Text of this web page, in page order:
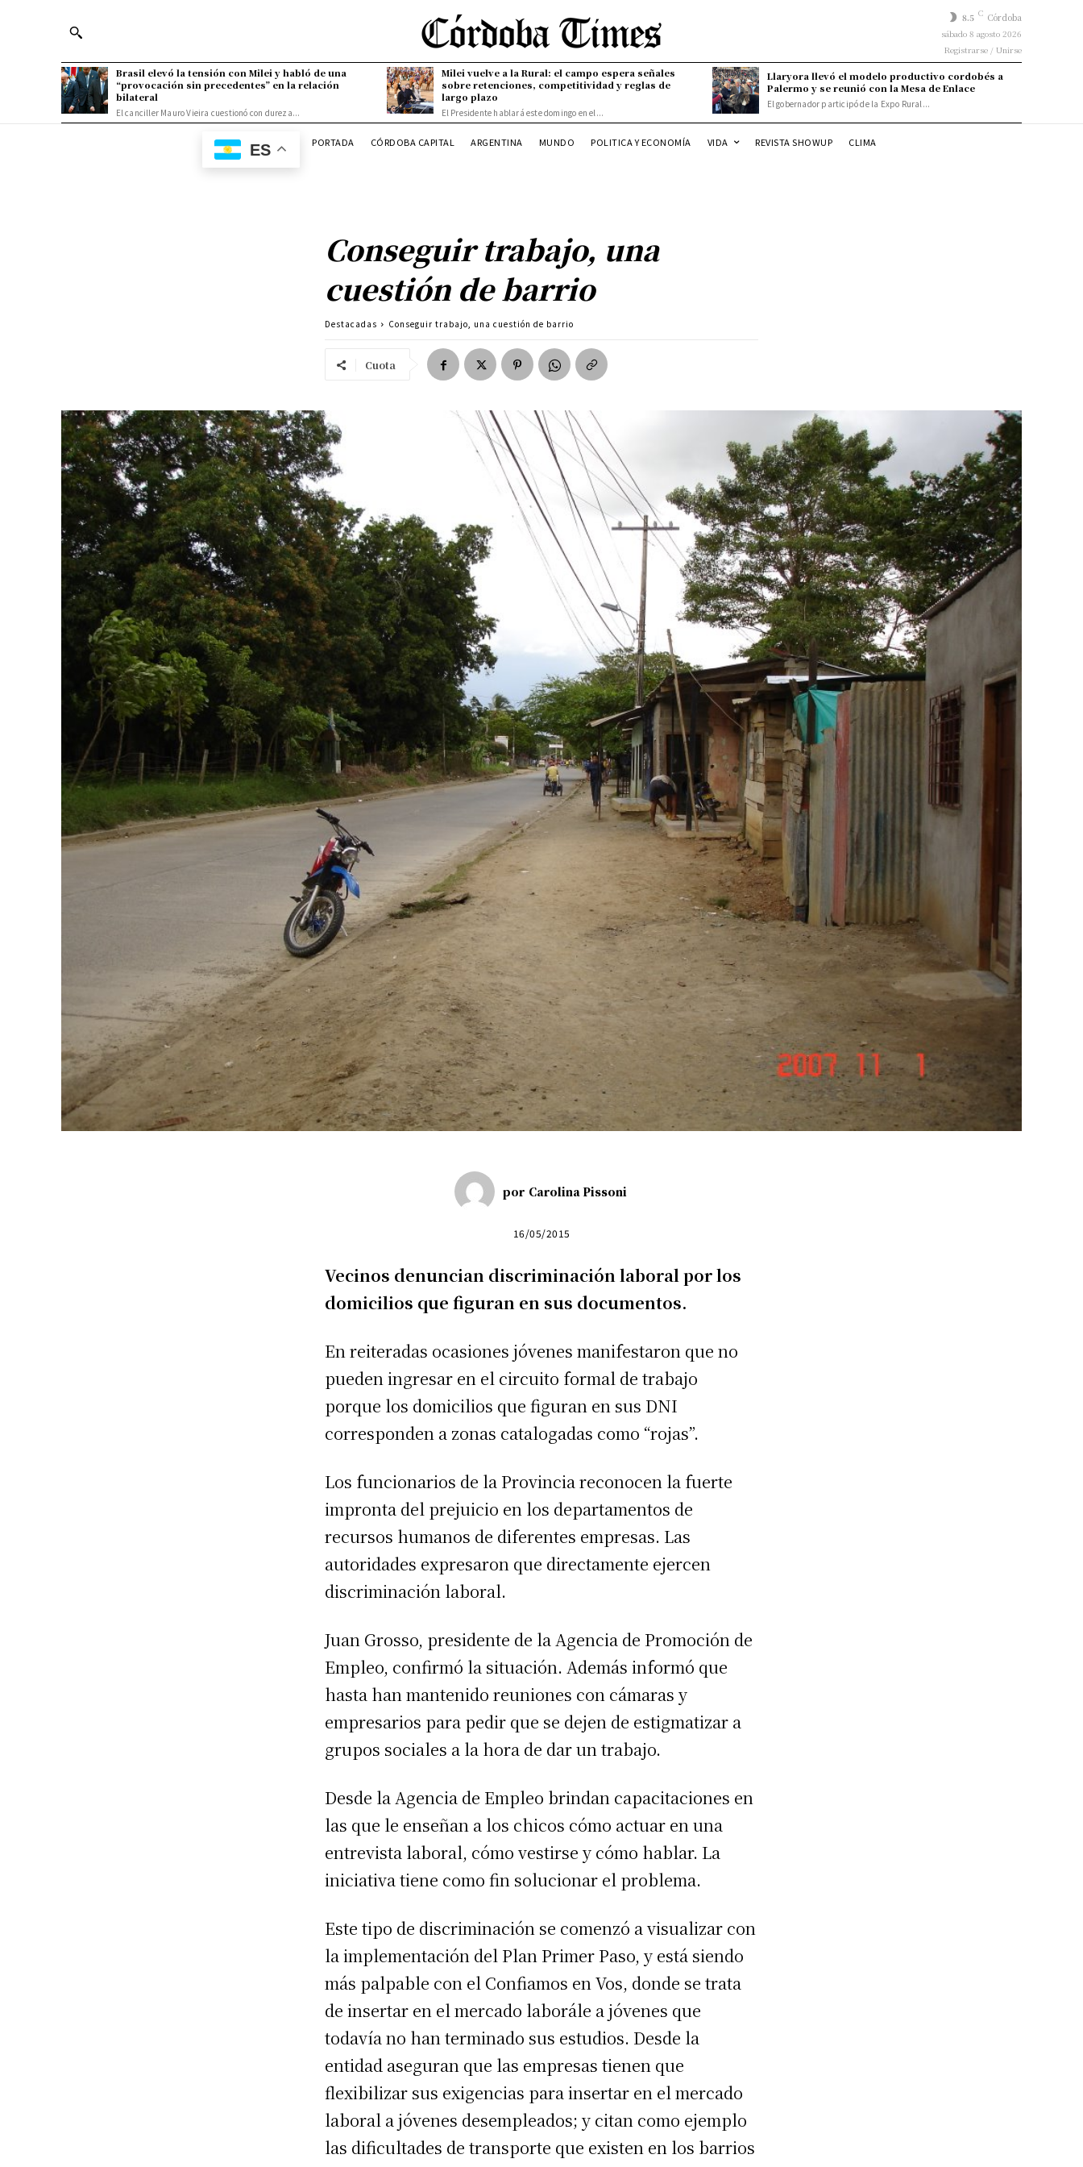
8.5 C Córdoba
sábado 8 agosto 2026
Registrarse / Unirse
Brasil elevó la tensión con Milei y habló de una
“provocación sin precedentes” en la relación
bilateral
El canciller Mauro Vieira cuestionó con dureza...
Milei vuelve a la Rural: el campo espera señales
sobre retenciones, competitividad y reglas de
largo plazo
El Presidente hablará este domingo en el...
Llaryora llevó el modelo productivo cordobés a
Palermo y se reunió con la Mesa de Enlace
El gobernador participó de la Expo Rural...
ES PORTADA CÓRDOBA CAPITAL ARGENTINA MUNDO POLITICA Y ECONOMÍA VIDA REVISTA SHOWUP CLIMA
Conseguir trabajo, una
cuestión de barrio
Destacadas Conseguir trabajo, una cuestión de barrio
Cuota
por Carolina Pissoni
16/05/2015
Vecinos denuncian discriminación laboral por los
domicilios que figuran en sus documentos.
En reiteradas ocasiones jóvenes manifestaron que no
pueden ingresar en el circuito formal de trabajo
porque los domicilios que figuran en sus DNI
corresponden a zonas catalogadas como “rojas”.
Los funcionarios de la Provincia reconocen la fuerte
impronta del prejuicio en los departamentos de
recursos humanos de diferentes empresas. Las
autoridades expresaron que directamente ejercen
discriminación laboral.
Juan Grosso, presidente de la Agencia de Promoción de
Empleo, confirmó la situación. Además informó que
hasta han mantenido reuniones con cámaras y
empresarios para pedir que se dejen de estigmatizar a
grupos sociales a la hora de dar un trabajo.
Desde la Agencia de Empleo brindan capacitaciones en
las que le enseñan a los chicos cómo actuar en una
entrevista laboral, cómo vestirse y cómo hablar. La
iniciativa tiene como fin solucionar el problema.
Este tipo de discriminación se comenzó a visualizar con
la implementación del Plan Primer Paso, y está siendo
más palpable con el Confiamos en Vos, donde se trata
de insertar en el mercado laborále a jóvenes que
todavía no han terminado sus estudios. Desde la
entidad aseguran que las empresas tienen que
flexibilizar sus exigencias para insertar en el mercado
laboral a jóvenes desempleados; y citan como ejemplo
las dificultades de transporte que existen en los barrios